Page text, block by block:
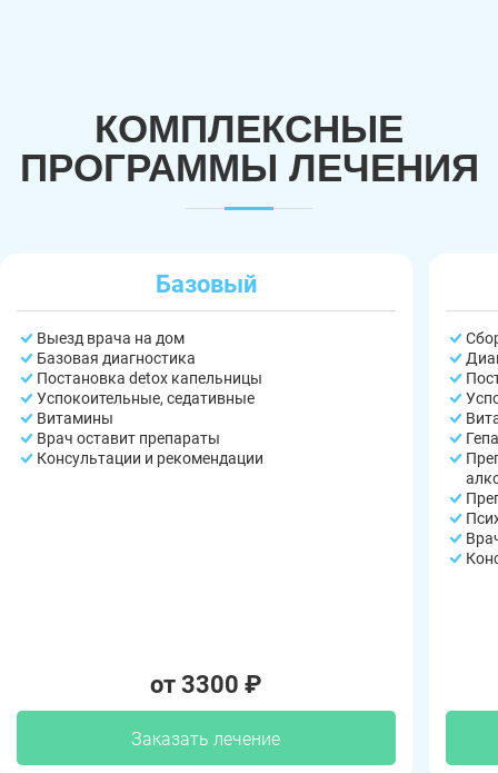
КОМПЛЕКСНЫЕ
ПРОГРАММЫ ЛЕЧЕНИЯ
Базовый
Выезд врача на дом
Базовая диагностика
Постановка detox капельницы
Успокоительные, седативные
Витамины
Врач оставит препараты
Консультации и рекомендации
от 3300 ₽
Заказать лечение